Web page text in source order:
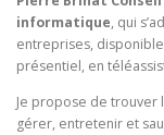
informatique, qui
entreprises,
présentiel, en
Je propose de trouver
gérer, entretenir et